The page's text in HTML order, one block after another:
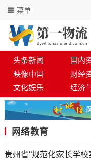
菜单
头条新闻 国内
映像中国
财经
文化娱乐
经济
网络教育
贵州省“规范化家长学